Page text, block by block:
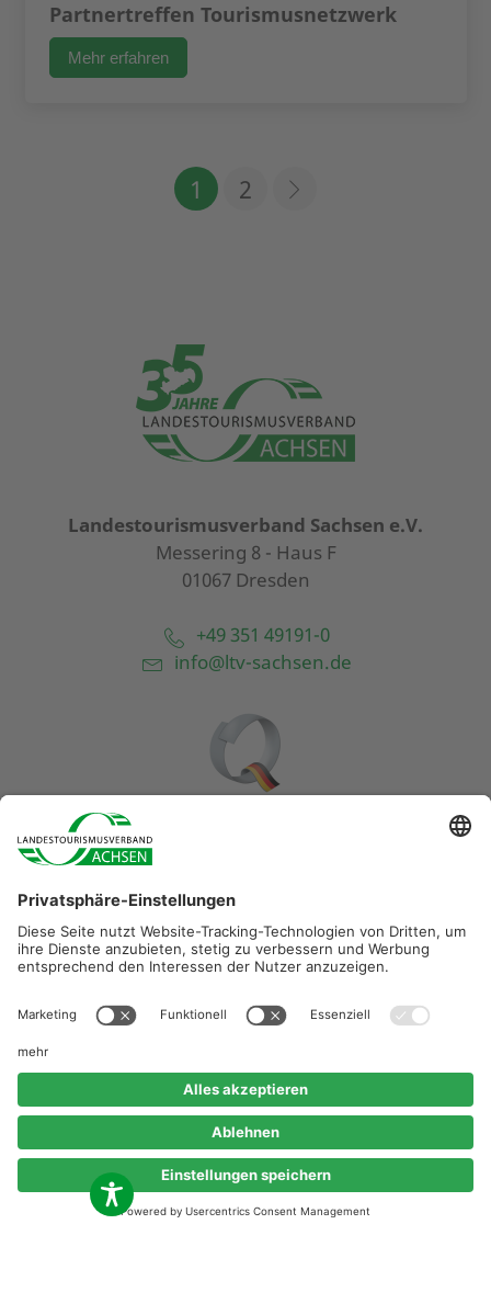
Partnertreffen Tourismusnetzwerk
Mehr erfahren
1 2
Landestourismusverband Sachsen e.V.
Messering 8 - Haus F
01067 Dresden
+49 351 49191-0
info@ltv-sachsen.de
Diese Maßnahme wird mitfinanziert durch Steuermittel auf
beschlossenen Haushaltes.